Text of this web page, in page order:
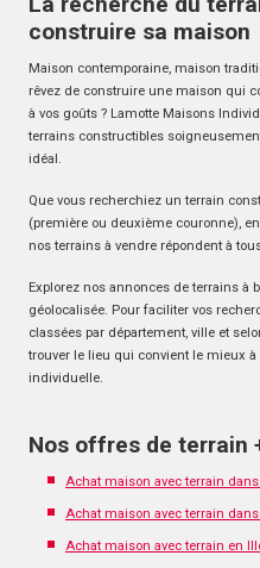
construire sa maison
Maison contemporaine, maison
rêvez de construire une maison qui
à vos goûts ? Lamotte Maisons
terrains constructibles
idéal.
Que vous recherchiez un terrain
(première ou deuxième couronne),
nos terrains à vendre répondent à
Explorez nos annonces de terrains à
géolocalisée. Pour faciliter vos
classées par département, ville et
trouver le lieu qui convient le mieux
individuelle.
Nos offres de terrain
Achat maison avec terrain dans
Achat maison avec terrain
Achat maison avec terrain en